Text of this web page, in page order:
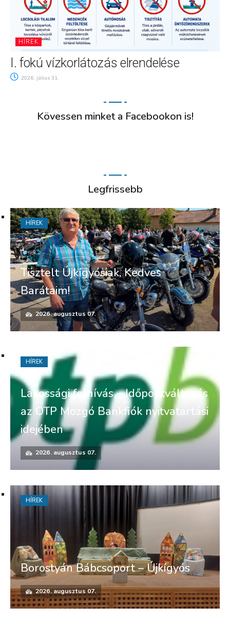
HÍREK
I. fokú vízkorlátozás elrendelése
2026. július 31.
Kövessen minket a Facebookon is!
Legfrissebb
Tisztelt Újkígyósiak, Kedves
Barátaim!
2026. augusztus 07.
HÍREK
Lakossági felhívás – Időpontváltozás
az OTP Mozgó Bankfiók nyitvatartási
idejében
2026. augusztus 07.
HÍREK
Borostyán Bábcsoport – Újkígyós
2026. augusztus 07.
HÍREK